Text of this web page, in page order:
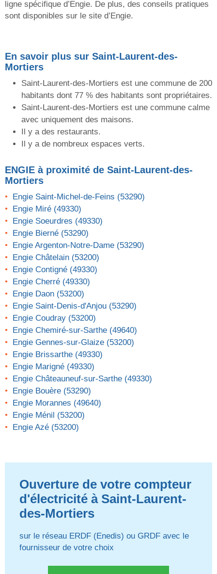
ligne spécifique d’Engie. De plus, des conseils pratiques
sont disponibles sur le site d’Engie.
En savoir plus sur Saint-Laurent-des-
Mortiers
Saint-Laurent-des-Mortiers est une commune de 200
habitants dont 77 % des habitants sont propriétaires.
Saint-Laurent-des-Mortiers est une commune calme
avec uniquement des maisons.
Il y a des restaurants.
Il y a de nombreux espaces verts.
ENGIE à proximité de Saint-Laurent-des-
Mortiers
Engie Saint-Michel-de-Feins (53290)
Engie Miré (49330)
Engie Soeurdres (49330)
Engie Bierné (53290)
Engie Argenton-Notre-Dame (53290)
Engie Châtelain (53200)
Engie Contigné (49330)
Engie Cherré (49330)
Engie Daon (53200)
Engie Saint-Denis-d'Anjou (53290)
Engie Coudray (53200)
Engie Chemiré-sur-Sarthe (49640)
Engie Gennes-sur-Glaize (53200)
Engie Brissarthe (49330)
Engie Marigné (49330)
Engie Châteauneuf-sur-Sarthe (49330)
Engie Bouère (53290)
Engie Morannes (49640)
Engie Ménil (53200)
Engie Azé (53200)
Ouverture de votre compteur
d'électricité à Saint-Laurent-
des-Mortiers
sur le réseau ERDF (Enedis) ou GRDF avec le
fournisseur de votre choix